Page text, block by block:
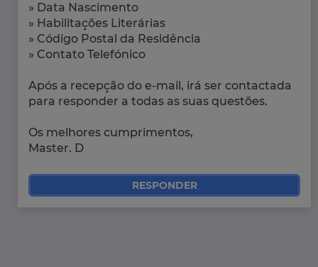
» Data Nascimento
» Habilitações Literárias
» Código Postal da Residência
» Contato Telefónico
Após a recepção do e-mail, irá ser contactada
para responder a todas as suas questões.
Os melhores cumprimentos,
Master. D
RESPONDER